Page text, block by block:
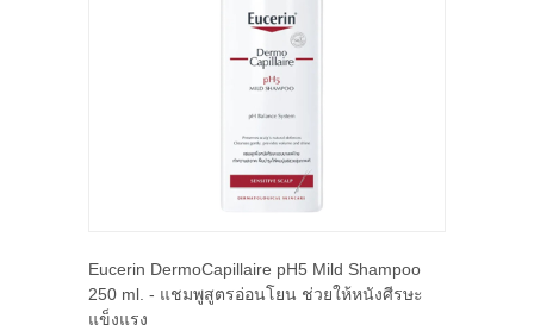
Eucerin DermoCapillaire pH5 Mild Shampoo
250 ml. - แชมพูสูตรอ่อนโยน ช่วยให้หนังศีรษะ
แข็งแรง